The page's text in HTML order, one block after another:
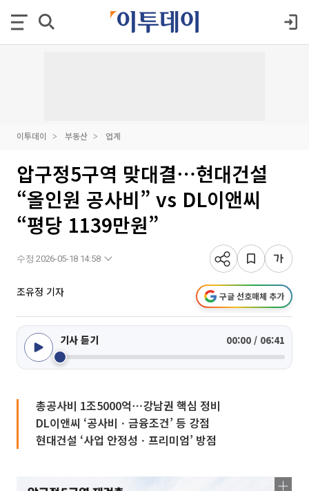
이투데이 부동산 업계
압구정5구역 맞대결⋯현대건설
“올인원 공사비” vs DL이앤씨
“평당 1139만원”
수정 2026-05-18 14:58
조유정 기자 구글 선호매체 추가
기사 듣기 00:00 / 06:41
총공사비 1조5000억⋯강남권 핵심 정비
DL이앤씨 ‘공사비ㆍ금융조건’ 등 강점
현대건설 ‘사업 안정성ㆍ프리미엄’ 방점